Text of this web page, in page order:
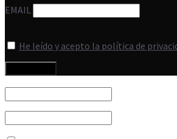
EMAIL
He leído y acepto la política de